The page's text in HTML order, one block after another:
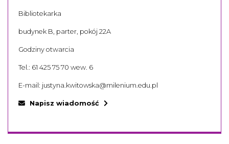
Bibliotekarka
budynek B, parter, pokój 22A
Godziny otwarcia
Tel.: 61 425 75 70 wew. 6
E-mail: justyna.kwitowska@milenium.edu.pl
Napisz wiadomość